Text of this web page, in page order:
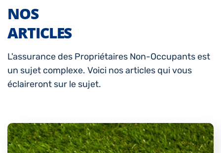
NOS
ARTICLES
L'assurance des Propriétaires Non-Occupants est
un sujet complexe. Voici nos articles qui vous
éclaireront sur le sujet.